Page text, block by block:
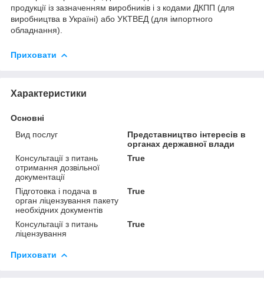
продукції із зазначенням виробників і з кодами ДКПП (для
виробництва в Україні) або УКТВЕД (для імпортного
обладнання).
Приховати
Характеристики
Основні
Вид послуг
Представництво інтересів в
органах державної влади
Консультації з питань
отримання дозвільної
документації
True
Підготовка і подача в
орган ліцензування пакету
необхідних документів
True
Консультації з питань
ліцензування
True
Приховати